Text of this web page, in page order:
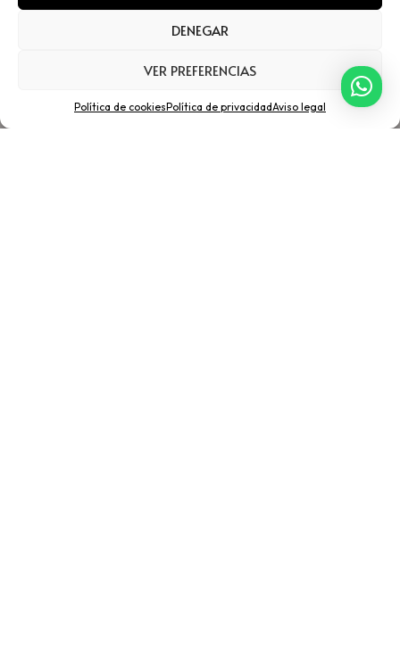
DENEGAR
VER PREFERENCIAS
Política de cookiesPolítica de privacidadAviso legal